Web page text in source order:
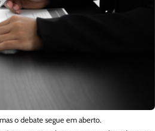
o debate segue em aberto.